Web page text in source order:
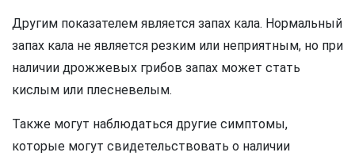
Другим показателем является запах кала. Нормальный
запах кала не является резким или неприятным, но при
наличии дрожжевых грибов запах может стать
кислым или плесневелым.
Также могут наблюдаться другие симптомы,
которые могут свидетельствовать о наличии